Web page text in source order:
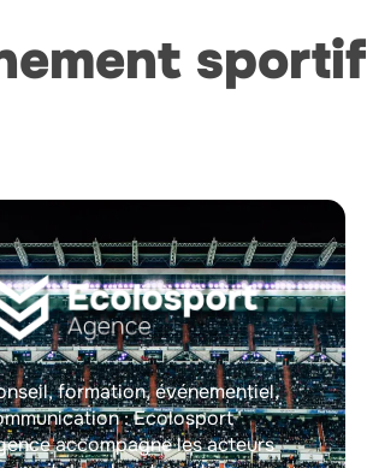
sportif
formation, événementiel,
: Ecolosport
accompagne les acteurs